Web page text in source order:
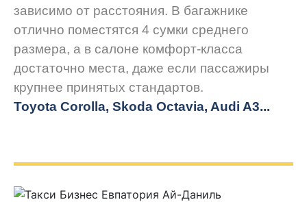
зависимо от расстояния. В багажнике
отлично поместятся 4 сумки среднего
размера, а в салоне комфорт-класса
достаточно места, даже если пассажиры
крупнее принятых стандартов.
Toyota Corolla, Skoda Octavia, Audi A3...